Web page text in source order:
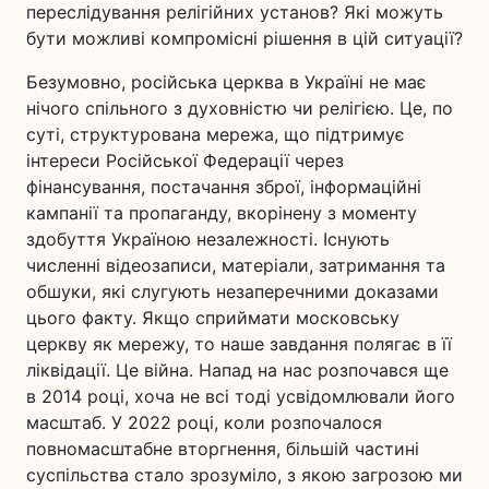
переслідування релігійних установ? Які можуть
бути можливі компромісні рішення в цій ситуації?
Безумовно, російська церква в Україні не має
нічого спільного з духовністю чи релігією. Це, по
суті, структурована мережа, що підтримує
інтереси Російської Федерації через
фінансування, постачання зброї, інформаційні
кампанії та пропаганду, вкорінену з моменту
здобуття Україною незалежності. Існують
численні відеозаписи, матеріали, затримання та
обшуки, які слугують незаперечними доказами
цього факту. Якщо сприймати московську
церкву як мережу, то наше завдання полягає в її
ліквідації. Це війна. Напад на нас розпочався ще
в 2014 році, хоча не всі тоді усвідомлювали його
масштаб. У 2022 році, коли розпочалося
повномасштабне вторгнення, більшій частині
суспільства стало зрозуміло, з якою загрозою ми